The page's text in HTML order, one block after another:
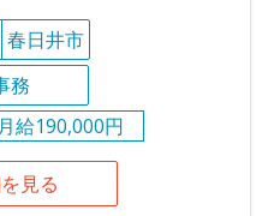
春日井市
務
月給190,000円
見る